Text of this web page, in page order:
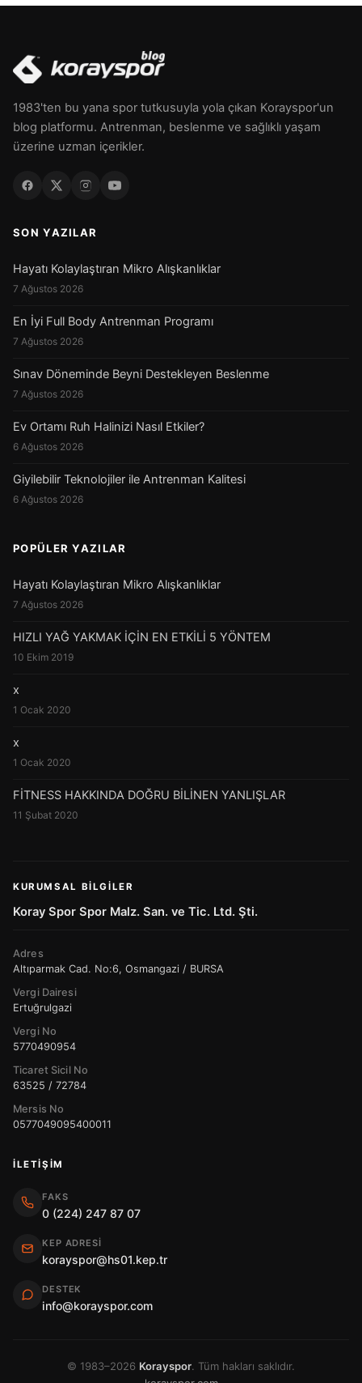
1983'ten bu yana spor tutkusuyla yola çıkan Korayspor'un
blog platformu. Antrenman, beslenme ve sağlıklı yaşam
üzerine uzman içerikler.
SON YAZILAR
Hayatı Kolaylaştıran Mikro Alışkanlıklar
7 Ağustos 2026
En İyi Full Body Antrenman Programı
7 Ağustos 2026
Sınav Döneminde Beyni Destekleyen Beslenme
7 Ağustos 2026
Ev Ortamı Ruh Halinizi Nasıl Etkiler?
6 Ağustos 2026
Giyilebilir Teknolojiler ile Antrenman Kalitesi
6 Ağustos 2026
POPÜLER YAZILAR
Hayatı Kolaylaştıran Mikro Alışkanlıklar
7 Ağustos 2026
HIZLI YAĞ YAKMAK İÇİN EN ETKİLİ 5 YÖNTEM
10 Ekim 2019
x
1 Ocak 2020
x
1 Ocak 2020
FİTNESS HAKKINDA DOĞRU BİLİNEN YANLIŞLAR
11 Şubat 2020
KURUMSAL BILGILER
Koray Spor Spor Malz. San. ve Tic. Ltd. Şti.
Adres
Altıparmak Cad. No:6, Osmangazi / BURSA
Vergi Dairesi
Ertuğrulgazi
Vergi No
5770490954
Ticaret Sicil No
63525 / 72784
Mersis No
0577049095400011
İLETIŞIM
FAKS
0 (224) 247 87 07
KEP ADRESI
korayspor@hs01.kep.tr
DESTEK
info@korayspor.com
© 1983–2026 Korayspor. Tüm hakları saklıdır.